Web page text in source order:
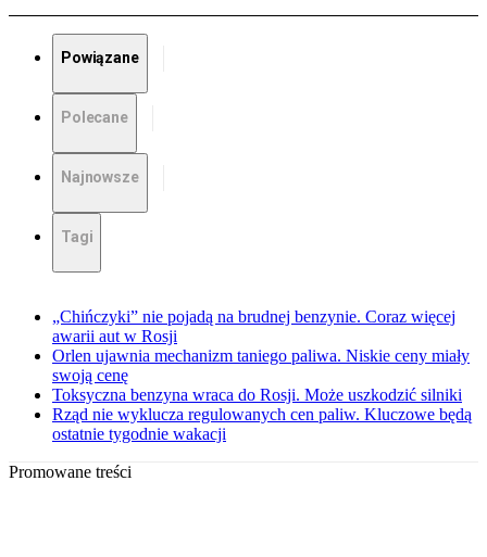
Powiązane
Polecane
Najnowsze
Tagi
„Chińczyki” nie pojadą na brudnej benzynie. Coraz więcej
awarii aut w Rosji
Orlen ujawnia mechanizm taniego paliwa. Niskie ceny miały
swoją cenę
Toksyczna benzyna wraca do Rosji. Może uszkodzić silniki
Rząd nie wyklucza regulowanych cen paliw. Kluczowe będą
ostatnie tygodnie wakacji
Promowane treści